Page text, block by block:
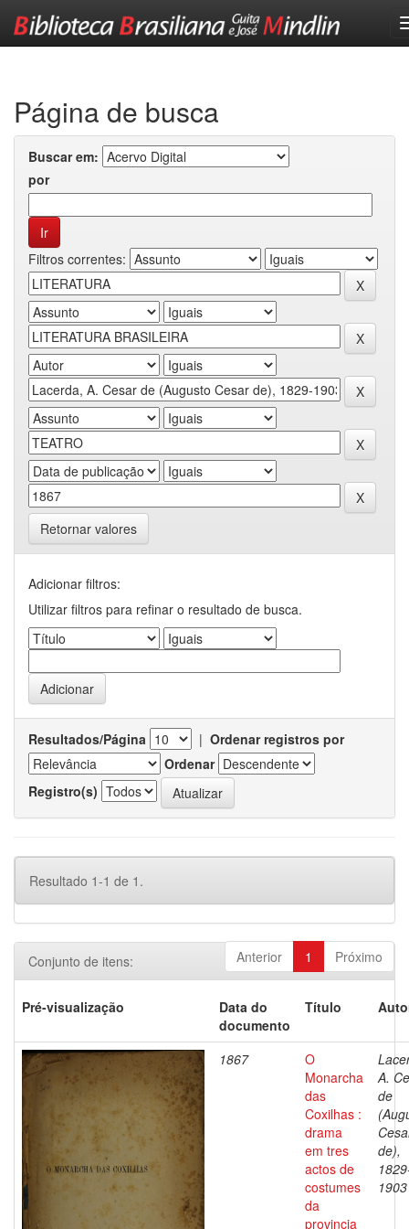
Página de busca
Buscar em:
por
Filtros correntes:
Retornar valores
Adicionar filtros:
Utilizar filtros para refinar o resultado de busca.
Resultados/Página | Ordenar registros por
Ordenar
Registro(s)
Resultado 1-1 de 1.
Anterior 1 Próximo
Conjunto de itens:
Pré-visualização
Data do
documento
Título
1867
O
Monarcha
das
Coxilhas :
drama
em tres
actos de
costumes
da
provincia
A.
de
de),
1903